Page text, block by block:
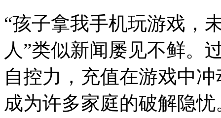
“孩子拿我手机玩游戏，
人”类似新闻屡见不鲜。
自控力，充值在游戏中
成为许多家庭的破解隐